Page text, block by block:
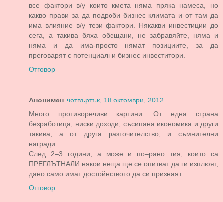
все фактори в/у които кмета няма пряка намеса, но
какво прави за да подроби бизнес климата и от там да
има влияние в/у тези фактори. Някакви инвестиции до
сега, а такива бяха обещани, не забравяйте, няма и
няма и да има-просто нямат позициите, за да
преговарят с потенциални бизнес инвеститори.
Отговор
Анонимен четвъртък, 18 октомври, 2012
Много противоречиви картини. От една страна
безработица, ниски доходи, съсипана икономика и други
такива, а от друга разточителство, и съмнителни
награди.
След 2–3 години, а може и по–рано тия, които са
ПРЕГЛЪТНАЛИ някои неща ще се опитват да ги изплюят,
дано само имат достойнството да си признаят.
Отговор